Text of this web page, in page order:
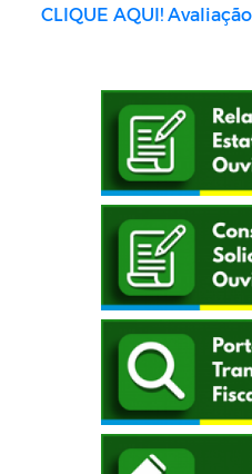
CLIQUE AQUI!